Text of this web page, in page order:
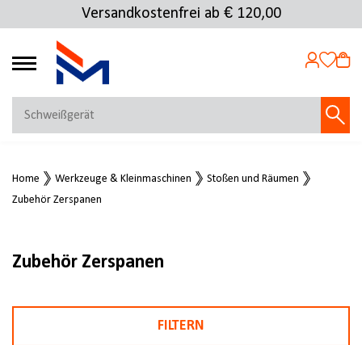
Versandkostenfrei ab € 120,00
4.72
MEIN KONTO
Jetzt anmelden
Home Werkzeuge & Kleinmaschinen
Stoßen und Räumen
Zubehör Zerspanen
Zubehör Zerspanen
FILTERN